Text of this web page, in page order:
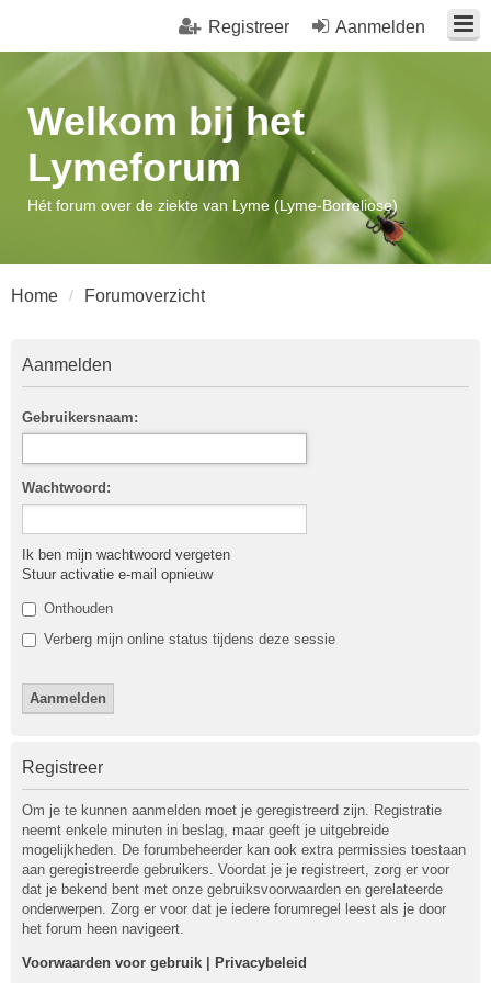
Aanmelden
Registreer
Welkom bij het
Lymeforum
Hét forum over de ziekte van Lyme (Lyme-Borreliose)
Home Forumoverzicht
Aanmelden
Gebruikersnaam:
Wachtwoord:
Ik ben mijn wachtwoord vergeten
Stuur activatie e-mail opnieuw
Onthouden
Verberg mijn online status tijdens deze sessie
Registreer
Om je te kunnen aanmelden moet je geregistreerd zijn. Registratie
neemt enkele minuten in beslag, maar geeft je uitgebreide
mogelijkheden. De forumbeheerder kan ook extra permissies toestaan
aan geregistreerde gebruikers. Voordat je je registreert, zorg er voor
dat je bekend bent met onze gebruiksvoorwaarden en gerelateerde
onderwerpen. Zorg er voor dat je iedere forumregel leest als je door
het forum heen navigeert.
Voorwaarden voor gebruik Privacybeleid